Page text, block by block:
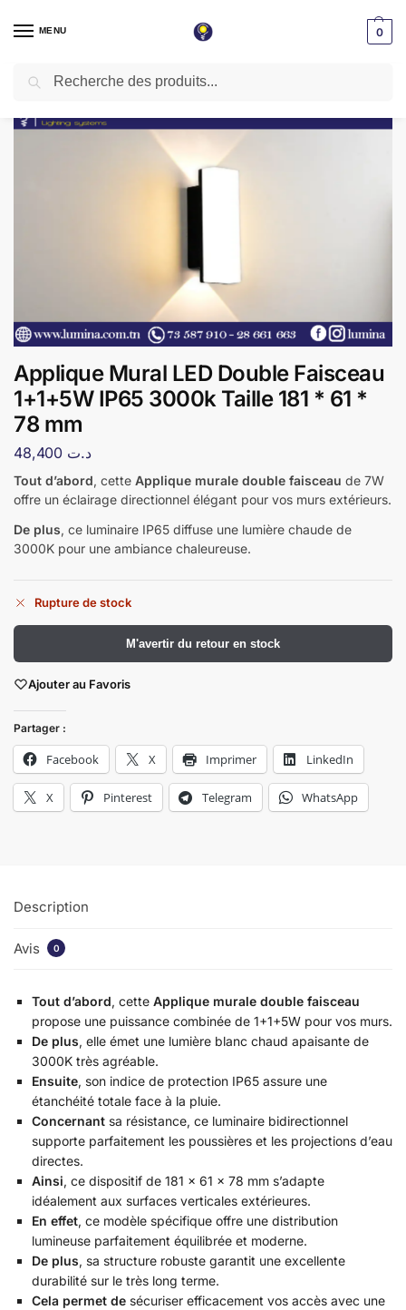
MENU 0
Accueil / Applique LED / Applique extérieur étanche
Applique Mural LED Double Faisceau
1+1+5W IP65 3000k Taille 181 * 61 *
78 mm
د.ت
Tout d’abord, cette Applique murale double faisceau de 7W
offre un éclairage directionnel élégant pour vos murs extérieurs.
De plus, ce luminaire IP65 diffuse une lumière chaude de
3000K pour une ambiance chaleureuse.
Rupture de stock
​M'avertir du retour en stock
Ajouter au Favoris
Partager :
Facebook X Imprimer LinkedIn
X Pinterest Telegram WhatsApp
Description
Avis 0
Tout d’abord, cette Applique murale double faisceau
propose une puissance combinée de 1+1+5W pour vos murs.
De plus, elle émet une lumière blanc chaud apaisante de
3000K très agréable.
Ensuite, son indice de protection IP65 assure une
étanchéité totale face à la pluie.
Concernant sa résistance, ce luminaire bidirectionnel
supporte parfaitement les poussières et les projections d’eau
directes.
Ainsi, ce dispositif de 181 x 61 x 78 mm s’adapte
idéalement aux surfaces verticales extérieures.
En effet, ce modèle spécifique offre une distribution
lumineuse parfaitement équilibrée et moderne.
De plus, sa structure robuste garantit une excellente
durabilité sur le très long terme.
Cela permet de sécuriser efficacement vos accès avec une